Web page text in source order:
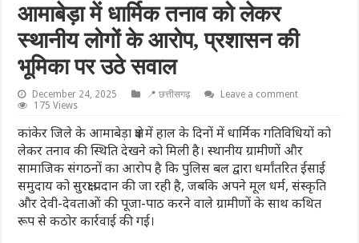
आमाबेड़ा में धार्मिक तनाव को लेकर
स्थानीय लोगों के आरोप, प्रशासन की
भूमिका पर उठे सवाल
December 24, 2025 📍 छत्तीसगढ़
Leave a comment
175 Views
कांकेर जिले के आमाबेड़ा क्षेत्र में हाल के दिनों में धार्मिक गतिविधियों को
लेकर तनाव की स्थिति देखने को मिली है। स्थानीय ग्रामीणों और
सामाजिक संगठनों का आरोप है कि पुलिस बल द्वारा धर्मांतरित ईसाई
समुदाय को सुरक्षा प्रदान की जा रही है, जबकि अपने मूल धर्म, संस्कृति
और देवी-देवताओं की पूजा-पाठ करने वाले ग्रामीणों के साथ कथित
रूप से कठोर कार्रवाई की गई।